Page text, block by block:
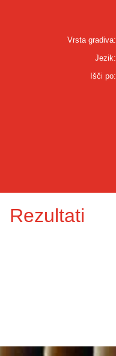
Vrsta gradiva:
Jezik:
Išči po:
Rezultati